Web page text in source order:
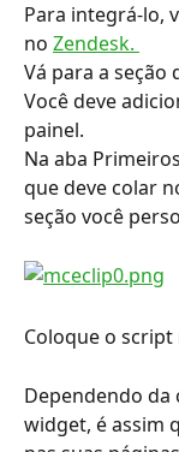
Para integrá-lo,
no Zendesk.
Vá para a seção
Você deve
painel.
Na aba
que deve colar
seção você
Coloque o script
Dependendo da
widget, é assim